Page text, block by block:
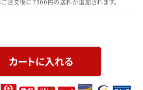
ご注文後に7900円の送料が追加されます。
カートに入れる